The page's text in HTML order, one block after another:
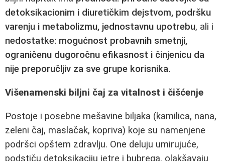
detoksikacionim i diuretičkim dejstvom, podršku
varenju i metabolizmu, jednostavnu upotrebu, ali i
nedostatke: mogućnost probavnih smetnji,
ograničenu dugoročnu efikasnost i činjenicu da
nije preporučljiv za sve grupe korisnika.
Višenamenski biljni čaj za vitalnost i čišćenje
Postoje i posebne mešavine biljaka (kamilica, nana,
zeleni čaj, maslačak, kopriva) koje su namenjene
podršci opštem zdravlju. One deluju umirujuće,
podstiču detoksikaciju jetre i bubrega, olakšavaju